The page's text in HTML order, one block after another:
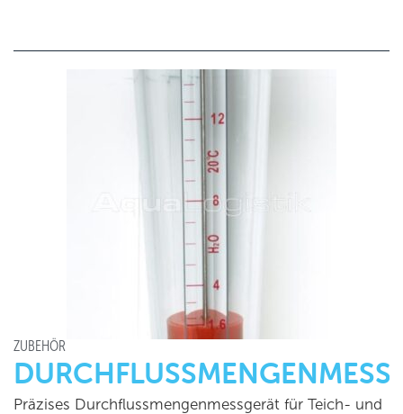
ZUBEHÖR
Präzises Durchflussmengenmessgerät für Teich- und